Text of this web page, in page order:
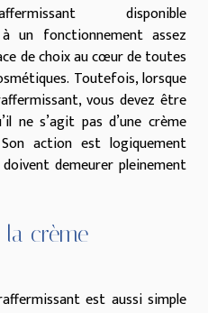
disponible
à un fonctionnement assez
de choix au cœur de toutes
Toutefois, lorsque
vous devez être
ne s’agit pas d’une crème
action est logiquement
demeurer pleinement
la crème
est aussi simple